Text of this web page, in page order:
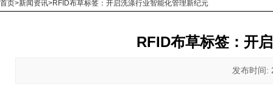
首页>新闻资讯>RFID布草标签：开启洗涤行业智能化管理新纪元
RFID布草标签：开
发布时间: